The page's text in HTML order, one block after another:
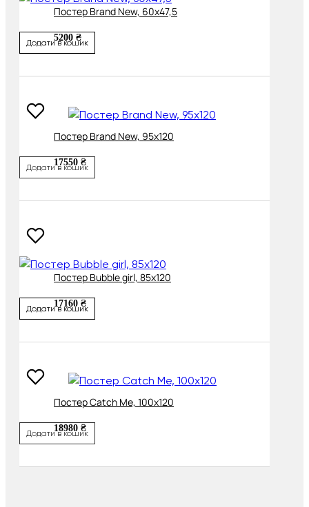
Постер Brand New, 60х47,5
5200 ₴
Додати в кошик
Постер Brand New, 95х120
17550 ₴
Додати в кошик
Постер Bubble girl, 85х120
17160 ₴
Додати в кошик
Постер Catch Me, 100х120
18980 ₴
Додати в кошик